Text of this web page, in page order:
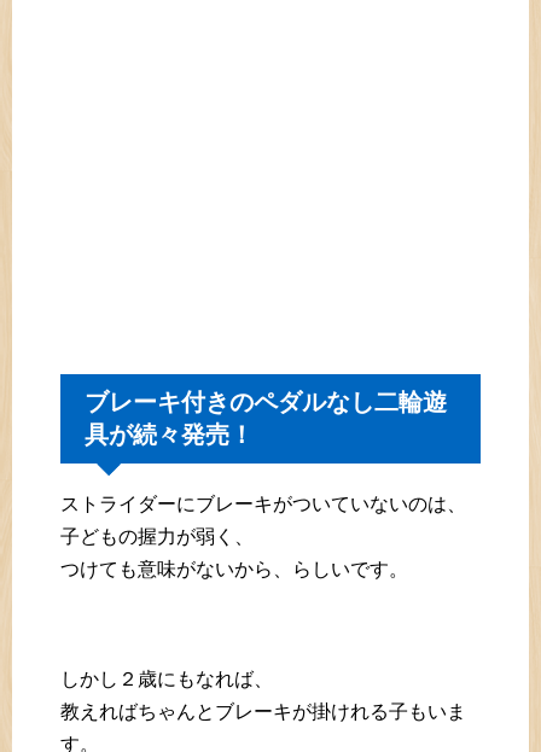
ブレーキ付きのペダルなし二輪遊
具が続々発売！
ストライダーにブレーキがついていないのは、
子どもの握力が弱く、
つけても意味がないから、らしいです。
しかし２歳にもなれば、
教えればちゃんとブレーキが掛けれる子もいま
す。